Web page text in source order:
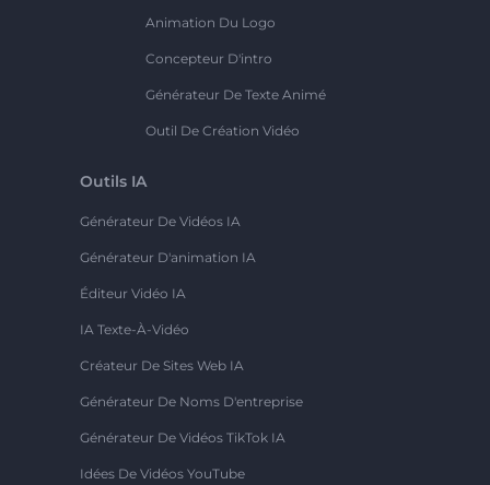
Animation Du Logo
Concepteur D'intro
Générateur De Texte Animé
Outil De Création Vidéo
Outils IA
Générateur De Vidéos IA
Générateur D'animation IA
Éditeur Vidéo IA
IA Texte-À-Vidéo
Créateur De Sites Web IA
Générateur De Noms D'entreprise
Générateur De Vidéos TikTok IA
Idées De Vidéos YouTube